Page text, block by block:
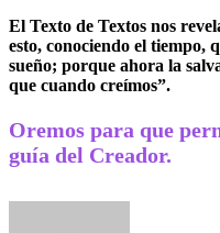
El Texto de Textos nos
esto, conociendo el tiempo,
sueño; porque ahora la
que cuando creímos”.
Oremos para que
guía del Creador.